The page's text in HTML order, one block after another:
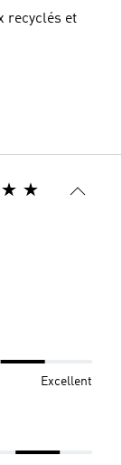
recyclés et
Excellent